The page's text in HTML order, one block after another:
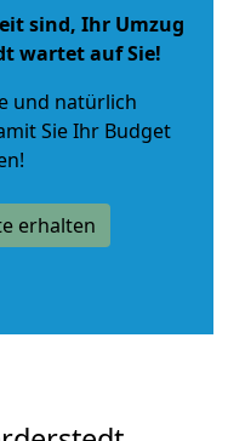
sind, Ihr Umzug
wartet auf Sie!
und natürlich
Sie Ihr Budget
erhalten